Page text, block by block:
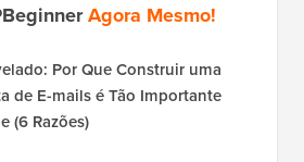
Agora Mesmo!
Por Que Construir uma
de E-mails é Tão Importante
(6 Razões)